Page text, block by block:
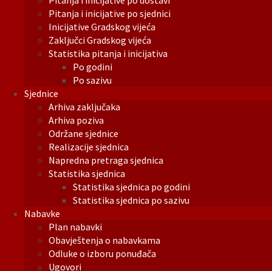
Pitanja i inicijative po sjednici
Inicijative Gradskog vijeća
Zaključci Gradskog vijeća
Statistika pitanja i inicijativa
Po godini
Po sazivu
Sjednice
Arhiva zaključaka
Arhiva poziva
Održane sjednice
Realizacije sjednica
Napredna pretraga sjednica
Statistika sjednica
Statistika sjednica po godini
Statistika sjednica po sazivu
Nabavke
Plan nabavki
Obavještenja o nabavkama
Odluke o izboru ponuđača
Ugovori